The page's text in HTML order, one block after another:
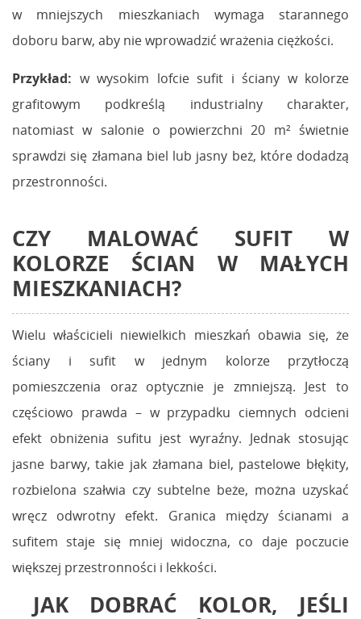
w mniejszych mieszkaniach wymaga starannego
doboru barw, aby nie wprowadzić wrażenia ciężkości.
Przykład: w wysokim lofcie sufit i ściany w kolorze
grafitowym podkreślą industrialny charakter,
natomiast w salonie o powierzchni 20 m² świetnie
sprawdzi się złamana biel lub jasny beż, które dodadzą
przestronności.
CZY MALOWAĆ SUFIT W
KOLORZE ŚCIAN W MAŁYCH
MIESZKANIACH?
Wielu właścicieli niewielkich mieszkań obawia się, że
ściany i sufit w jednym kolorze przytłoczą
pomieszczenia oraz optycznie je zmniejszą. Jest to
częściowo prawda – w przypadku ciemnych odcieni
efekt obniżenia sufitu jest wyraźny. Jednak stosując
jasne barwy, takie jak złamana biel, pastelowe błękity,
rozbielona szałwia czy subtelne beże, można uzyskać
wręcz odwrotny efekt. Granica między ścianami a
sufitem staje się mniej widoczna, co daje poczucie
większej przestronności i lekkości.
JAK DOBRAĆ KOLOR, JEŚLI